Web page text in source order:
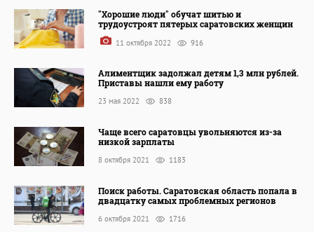
"Хорошие люди" обучат шитью и
трудоустроят пятерых саратовских женщин
11 октября 2022 916
Алиментщик задолжал детям 1,3 млн рублей.
Приставы нашли ему работу
23 мая 2022 838
Чаще всего саратовцы увольняются из-за
низкой зарплаты
8 октября 2021 1183
Поиск работы. Саратовская область попала в
двадцатку самых проблемных регионов
6 октября 2021 1716